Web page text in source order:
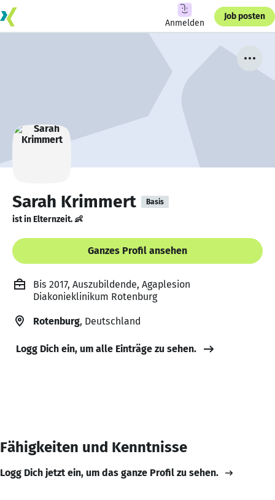
Anmelden
Job posten
Sarah Krimmert Basis
ist in Elternzeit. 👶
Ganzes Profil ansehen
Bis 2017, Auszubildende, Agaplesion
Diakonieklinikum Rotenburg
Rotenburg, Deutschland
Logg Dich ein, um alle Einträge zu sehen.
Fähigkeiten und Kenntnisse
Logg Dich jetzt ein, um das ganze Profil zu sehen.